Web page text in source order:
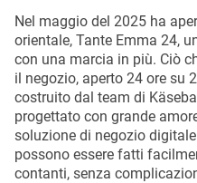
Nel maggio del 2025 ha
orientale, Tante Emma 24,
con una marcia in più. Ciò
il negozio, aperto 24 ore su
costruito dal team di
progettato con grande
soluzione di negozio
possono essere fatti
contanti, senza